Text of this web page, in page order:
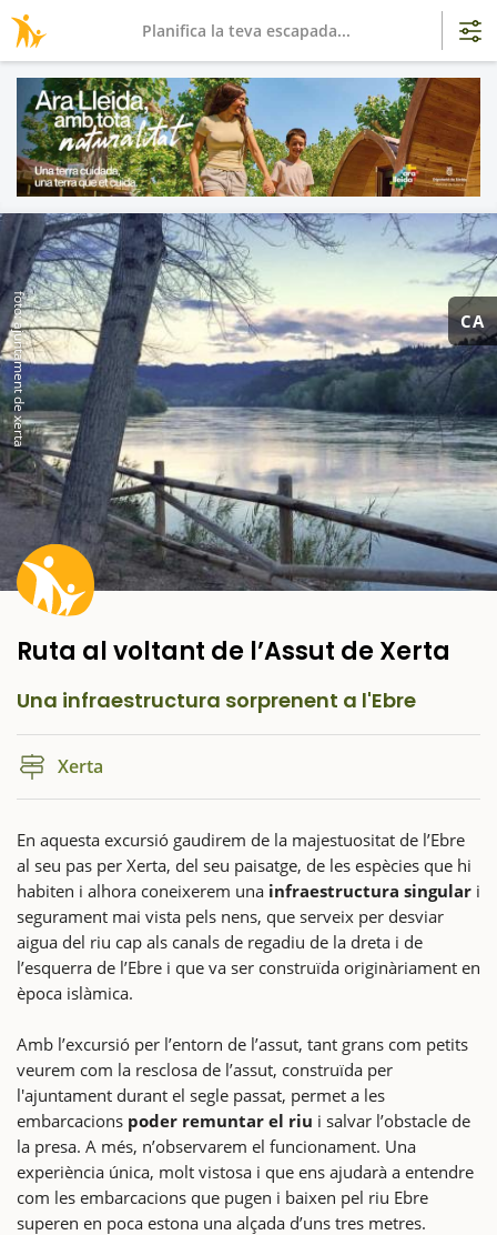
CA
Ruta al voltant de l’Assut de Xerta
foto: ajuntament de xerta
Una infraestructura sorprenent a l'Ebre
Xerta
En aquesta excursió gaudirem de la majestuositat de l’Ebre
al seu pas per Xerta, del seu paisatge, de les espècies que hi
habiten i alhora coneixerem una infraestructura singular i
segurament mai vista pels nens, que serveix per desviar
aigua del riu cap als canals de regadiu de la dreta i de
l’esquerra de l’Ebre i que va ser construïda originàriament en
època islàmica.
Amb l’excursió per l’entorn de l’assut, tant grans com petits
veurem com la resclosa de l’assut, construïda per
l'ajuntament durant el segle passat, permet a les
embarcacions poder remuntar el riu i salvar l’obstacle de
la presa. A més, n’observarem el funcionament. Una
experiència única, molt vistosa i que ens ajudarà a entendre
com les embarcacions que pugen i baixen pel riu Ebre
superen en poca estona una alçada d’uns tres metres.
Planifica la teva escapada...